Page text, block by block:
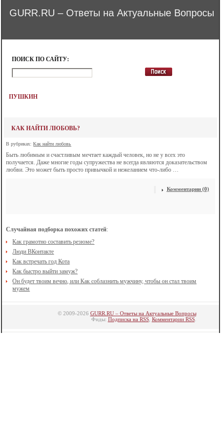
GURR.RU – Ответы на Актуальные Вопросы
ПОИСК ПО САЙТУ:
ПУШКИН
КАК НАЙТИ ЛЮБОВЬ?
В рубриках:Как найти любовь
Быть любимым и счастливым мечтает каждый человек, но не у всех это
получается. Даже многие годы супружества не всегда являются доказательством
любви. Это может быть просто привычкой и нежеланием что-либо …
Комментарии (0)
Случайная подборка похожих статей:
Как грамотно составить резюме?
Люди ВКонтакте
Как встречать год Кота
Как быстро выйти замуж?
Он будет твоим вечно, или Как соблазнить мужчину, чтобы он стал твоим
мужем
© 2009-2026 GURR.RU – Ответы на Актуальные Вопросы
Фиды: Подписка на RSS, Комментарии RSS.